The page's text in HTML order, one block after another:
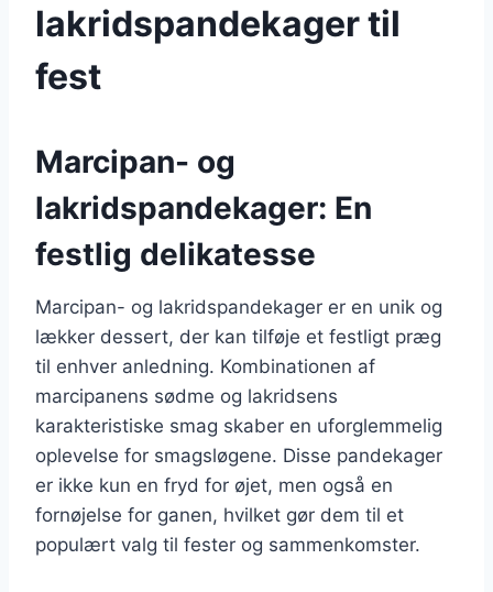
lakridspandekager til
fest
Marcipan- og
lakridspandekager: En
festlig delikatesse
Marcipan- og lakridspandekager er en unik og
lækker dessert, der kan tilføje et festligt præg
til enhver anledning. Kombinationen af
marcipanens sødme og lakridsens
karakteristiske smag skaber en uforglemmelig
oplevelse for smagsløgene. Disse pandekager
er ikke kun en fryd for øjet, men også en
fornøjelse for ganen, hvilket gør dem til et
populært valg til fester og sammenkomster.